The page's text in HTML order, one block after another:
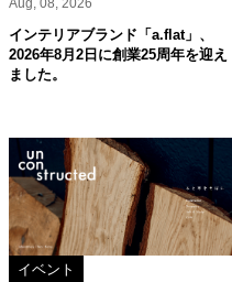
Aug, 08, 2026
インテリアブランド「a.flat」、
2026年8月2日に創業25周年を迎え
ました。
イベント